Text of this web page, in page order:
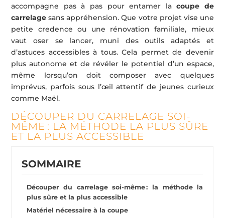
accompagne pas à pas pour entamer lacoupe de
carrelage sans appréhension. Que votre projet vise une
petite credence ou une rénovation familiale, mieux
vaut oser se lancer, muni des outils adaptés et
d’astuces accessibles à tous. Cela permet de devenir
plus autonome et de révéler le potentiel d’un espace,
même lorsqu’on doit composer avec quelques
imprévus, parfois sous l’œil attentif de jeunes curieux
comme Maël.
DÉCOUPER DU CARRELAGE SOI-
MÊME : LA MÉTHODE LA PLUS SÛRE
ET LA PLUS ACCESSIBLE
SOMMAIRE
Découper du carrelage soi-même : la méthode la
plus sûre et la plus accessible
Matériel nécessaire à la coupe